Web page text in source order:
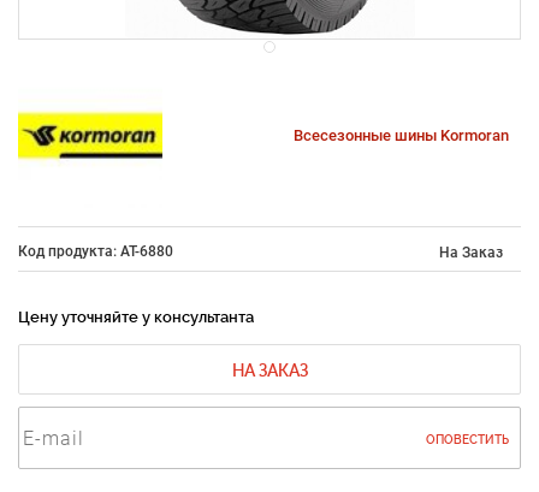
Всесезонные шины Kormoran
Код продукта: AT-6880 На Заказ
Цену уточняйте у консультанта
НА ЗАКАЗ
ОПОВЕСТИТЬ